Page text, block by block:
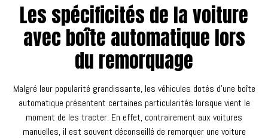
Les spécificités de la voiture
avec boîte automatique lors
du remorquage
Malgré leur popularité grandissante, les véhicules dotés d’une boîte
automatique présentent certaines particularités lorsque vient le
moment de les tracter. En effet, contrairement aux voitures
manuelles, il est souvent déconseillé de remorquer une voiture